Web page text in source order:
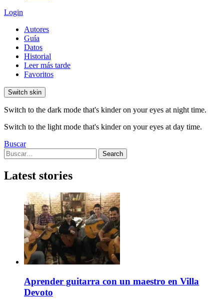
Login
Autores
Guía
Datos
Historial
Leer más tarde
Favoritos
Switch skin
Switch to the dark mode that's kinder on your eyes at night time.
Switch to the light mode that's kinder on your eyes at day time.
Buscar
Search
for:
Search
Latest stories
Aprender guitarra con un maestro en Villa
Devoto